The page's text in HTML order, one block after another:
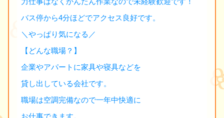
バス停から4分ほどでアクセス良好です。
＼やっぱり気になる／
【どんな職場？】
企業やアパートに家具や寝具などを
貸し出している会社です。
職場は空調完備なので一年中快適に
お仕事できます。